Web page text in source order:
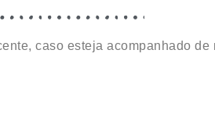
caso esteja acompanhado